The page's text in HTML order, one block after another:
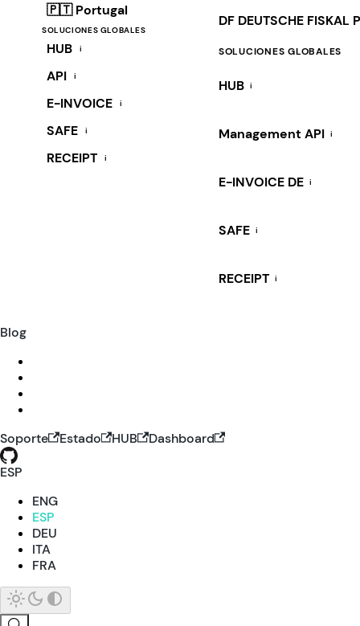
🇵🇹 Portugal
SOLUCIONES GLOBALES
HUB i
API i
E-INVOICE i
SAFE i
RECEIPT i
DF DEUTSCHE FISKAL
SOLUCIONES GLOBALES
HUB i
Management API i
E-INVOICE DE i
SAFE i
RECEIPT i
Blog
Soporte Estado HUB
Dashboard
ESP
ENG
ESP
DEU
ITA
FRA